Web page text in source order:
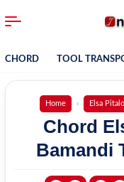
CHORD TOOL
Home Elsa
Chord
Bamandi